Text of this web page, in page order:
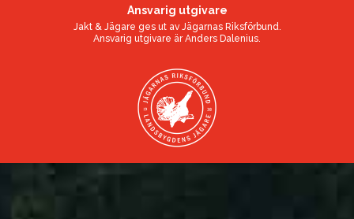
Ansvarig utgivare
Jakt & Jägare ges ut av Jägarnas Riksförbund.
Ansvarig utgivare ärAnders Dalenius.